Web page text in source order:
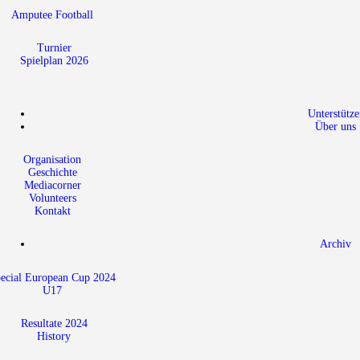
Amputee Football
Turnier
Spielplan 2026
Über uns
Organisation
Geschichte
Mediacorner
Volunteers
Kontakt
Archiv
European Cup 2024
U17
Resultate 2024
History